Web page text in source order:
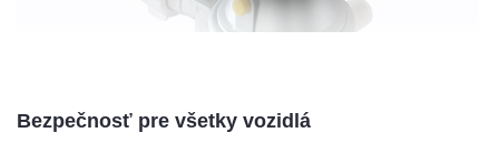
Bezpečnosť pre všetky vozidlá